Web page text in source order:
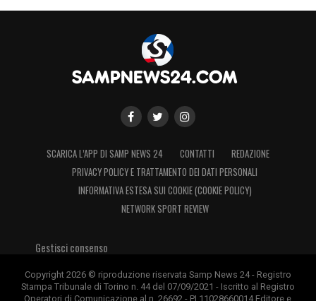
SCARICA L’APP DI SAMP NEWS 24 CONTATTI
REDAZIONE
PRIVACY POLICY E TRATTAMENTO DEI DATI PERSONALI
INFORMATIVA ESTESA SUI COOKIE (COOKIE POLICY)
NETWORK SPORT REVIEW
Gestisci consenso
Copyright 2026 © riproduzione riservata Samp News 24 - Registro
Stampa Tribunale di Torino n. 44 del 07/09/2021 - Iscritto al Registro
Operatori di Comunicazione al n. 26692 - PI 11028660014 Editore e